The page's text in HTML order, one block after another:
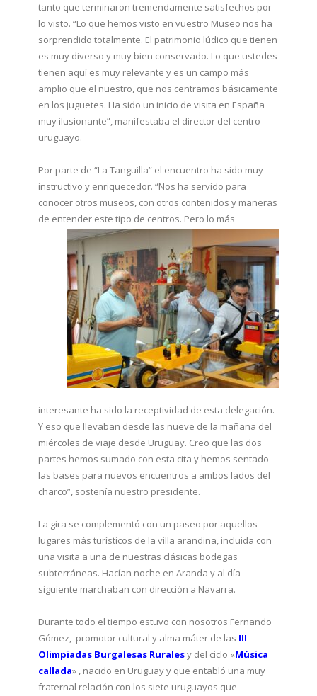
tanto que terminaron tremendamente satisfechos por
lo visto. “Lo que hemos visto en vuestro Museo nos ha
sorprendido totalmente. El patrimonio lúdico que tienen
es muy diverso y muy bien conservado. Lo que ustedes
tienen aquí es muy relevante y es un campo más
amplio que el nuestro, que nos centramos básicamente
en los juguetes. Ha sido un inicio de visita en España
muy ilusionante”, manifestaba el director del centro
uruguayo.
Por parte de “La Tanguilla” el encuentro ha sido muy
instructivo y enriquecedor. “Nos ha servido para
conocer otros museos, con otros contenidos y maneras
de entender este tipo de centros. Pero lo más
interesante ha sido la receptividad de esta delegación.
Y eso que llevaban desde las nueve de la mañana del
miércoles de viaje desde Uruguay. Creo que las dos
partes hemos sumado con esta cita y hemos sentado
las bases para nuevos encuentros a ambos lados del
charco”, sostenía nuestro presidente.
La gira se complementó con un paseo por aquellos
lugares más turísticos de la villa arandina, incluida con
una visita a una de nuestras clásicas bodegas
subterráneas. Hacían noche en Aranda y al día
siguiente marchaban con dirección a Navarra.
Durante todo el tiempo estuvo con nosotros Fernando
Gómez, promotor cultural y alma máter de las III
Olimpiadas Burgalesas Ruralesy del ciclo «Música
callada» , nacido en Uruguay y que entabló una muy
fraternal relación con los siete uruguayos que